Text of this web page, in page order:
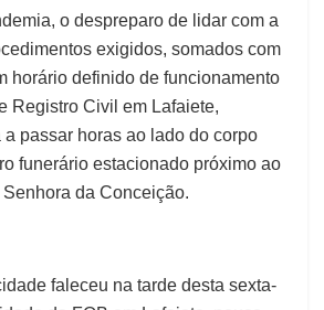
o despreparo de lidar com a
exigidos, somados com
horário definido de funcionamento
Registro Civil em Lafaiete,
a passar horas ao lado do corpo
funerário estacionado próximo ao
da Conceição.
faleceu na tarde desta sexta-